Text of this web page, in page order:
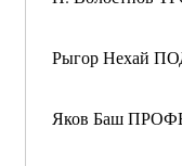
Рыгор Нехай
Яков Баш